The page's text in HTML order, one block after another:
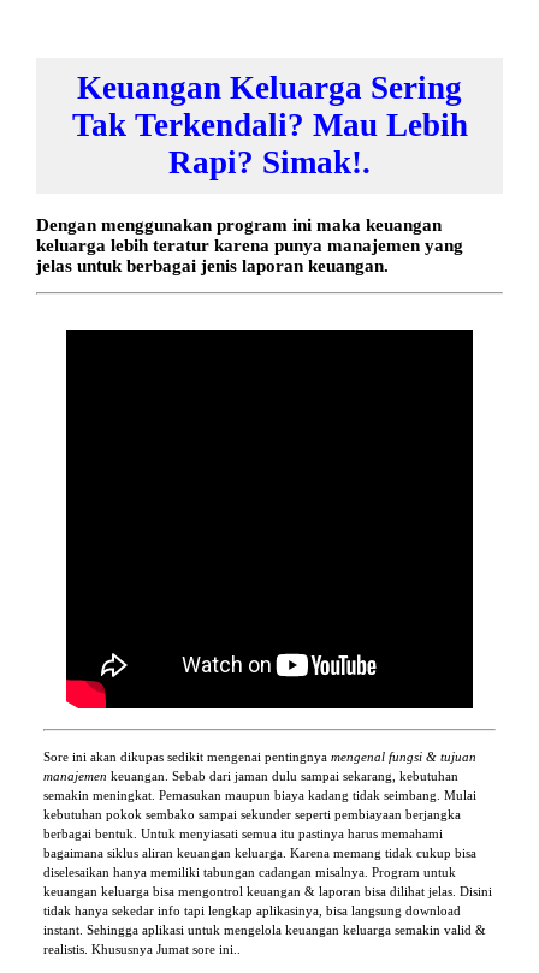
Keuangan Keluarga Sering
Tak Terkendali? Mau Lebih
Rapi? Simak!.
Dengan menggunakan program ini maka keuangan
keluarga lebih teratur karena punya manajemen yang
jelas untuk berbagai jenis laporan keuangan.
Sore ini akan dikupas sedikit mengenai pentingnya mengenal fungsi & tujuan
manajemen keuangan. Sebab dari jaman dulu sampai sekarang, kebutuhan
semakin meningkat. Pemasukan maupun biaya kadang tidak seimbang. Mulai
kebutuhan pokok sembako sampai sekunder seperti pembiayaan berjangka
berbagai bentuk. Untuk menyiasati semua itu pastinya harus memahami
bagaimana siklus aliran keuangan keluarga. Karena memang tidak cukup bisa
diselesaikan hanya memiliki tabungan cadangan misalnya. Program untuk
keuangan keluarga bisa mengontrol keuangan & laporan bisa dilihat jelas. Disini
tidak hanya sekedar info tapi lengkap aplikasinya, bisa langsung download
instant. Sehingga aplikasi untuk mengelola keuangan keluarga semakin valid &
realistis. Khususnya Jumat sore ini..